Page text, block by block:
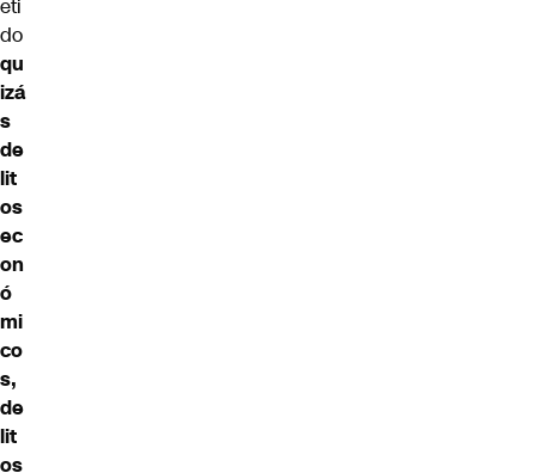
eti
do
qu
izá
s
de
lit
os
ec
on
ó
mi
co
s,
de
lit
os